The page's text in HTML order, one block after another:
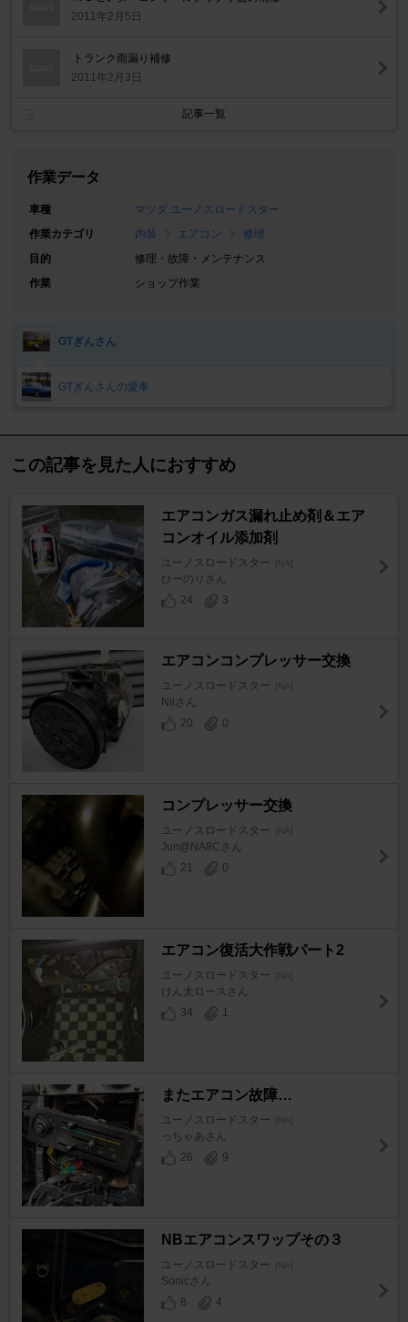
2011年2月5日
トランク雨漏り補修
2011年2月3日
記事一覧
作業データ
車種
マツダ ユーノスロードスター
作業カテゴリ
内装 エアコン
修理
目的
修理・故障・メンテナンス
作業
ショップ作業
GTぎんさん
GTぎんさんの愛車
この記事を見た人におすすめ
エアコンガス漏れ止め剤＆エア
コンオイル添加剤
ユーノスロードスター [NA]
ひーのりさん
24
3
エアコンコンプレッサー交換
ユーノスロードスター [NA]
Niiさん
20
0
コンプレッサー交換
ユーノスロードスター [NA]
Jun@NA8Cさん
21
0
エアコン復活大作戦パート2
ユーノスロードスター [NA]
けん太ロースさん
34
1
またエアコン故障…
ユーノスロードスター [NA]
っちゃあさん
26
9
NBエアコンスワップその３
ユーノスロードスター [NA]
Sonicさん
8
4